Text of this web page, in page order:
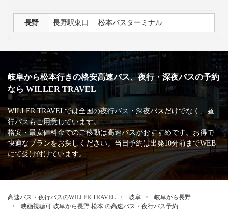
長野 長野駅東口 松本バスターミナル
岐阜から松本行きの格安高速バス、夜行・深夜バスの予約
なら WILLER TRAVEL
WILLER TRAVELでは全国の夜行バス・深夜バスだけでなく、昼
行バスもご用意しています。
格安・最安値料金でのご移動は高速バスがおすすめです。お得で
快適なプランをお探しください。当日予約は出発10分前までWEB
にて受け付けています。
高速バス・夜行バスのWILLER TRAVEL 岐阜
岐阜から長野
映画視聴可 岐阜から長野 松本 の高速バス・夜行バス予約